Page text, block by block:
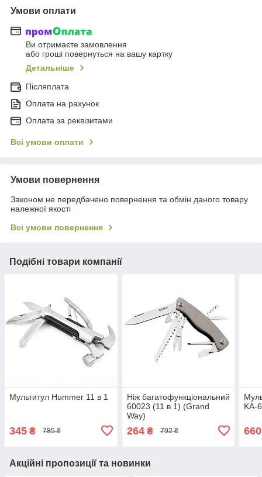
Умови оплати
Ви отримаєте замовлення
або гроші повернуться на вашу картку
Детальніше
Післяплата
Оплата на рахунок
Оплата за реквізитами
Всі умови оплати
Умови повернення
Законом не передбачено повернення та обмін даного товару
належної якості
Всі умови повернення
Подібні товари компанії
Мультитул Hummer 11 в 1
345 ₴ 785 ₴
Ніж багатофункціональний
60023 (11 в 1) (Grand
Way)
264₴ 792 ₴
KA-
660
Акційні пропозиції та новинки